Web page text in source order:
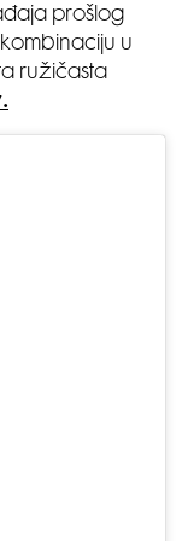
prošlog
u
ružičasta